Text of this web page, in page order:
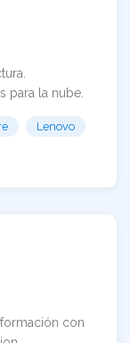
para la nube.
Lenovo
con